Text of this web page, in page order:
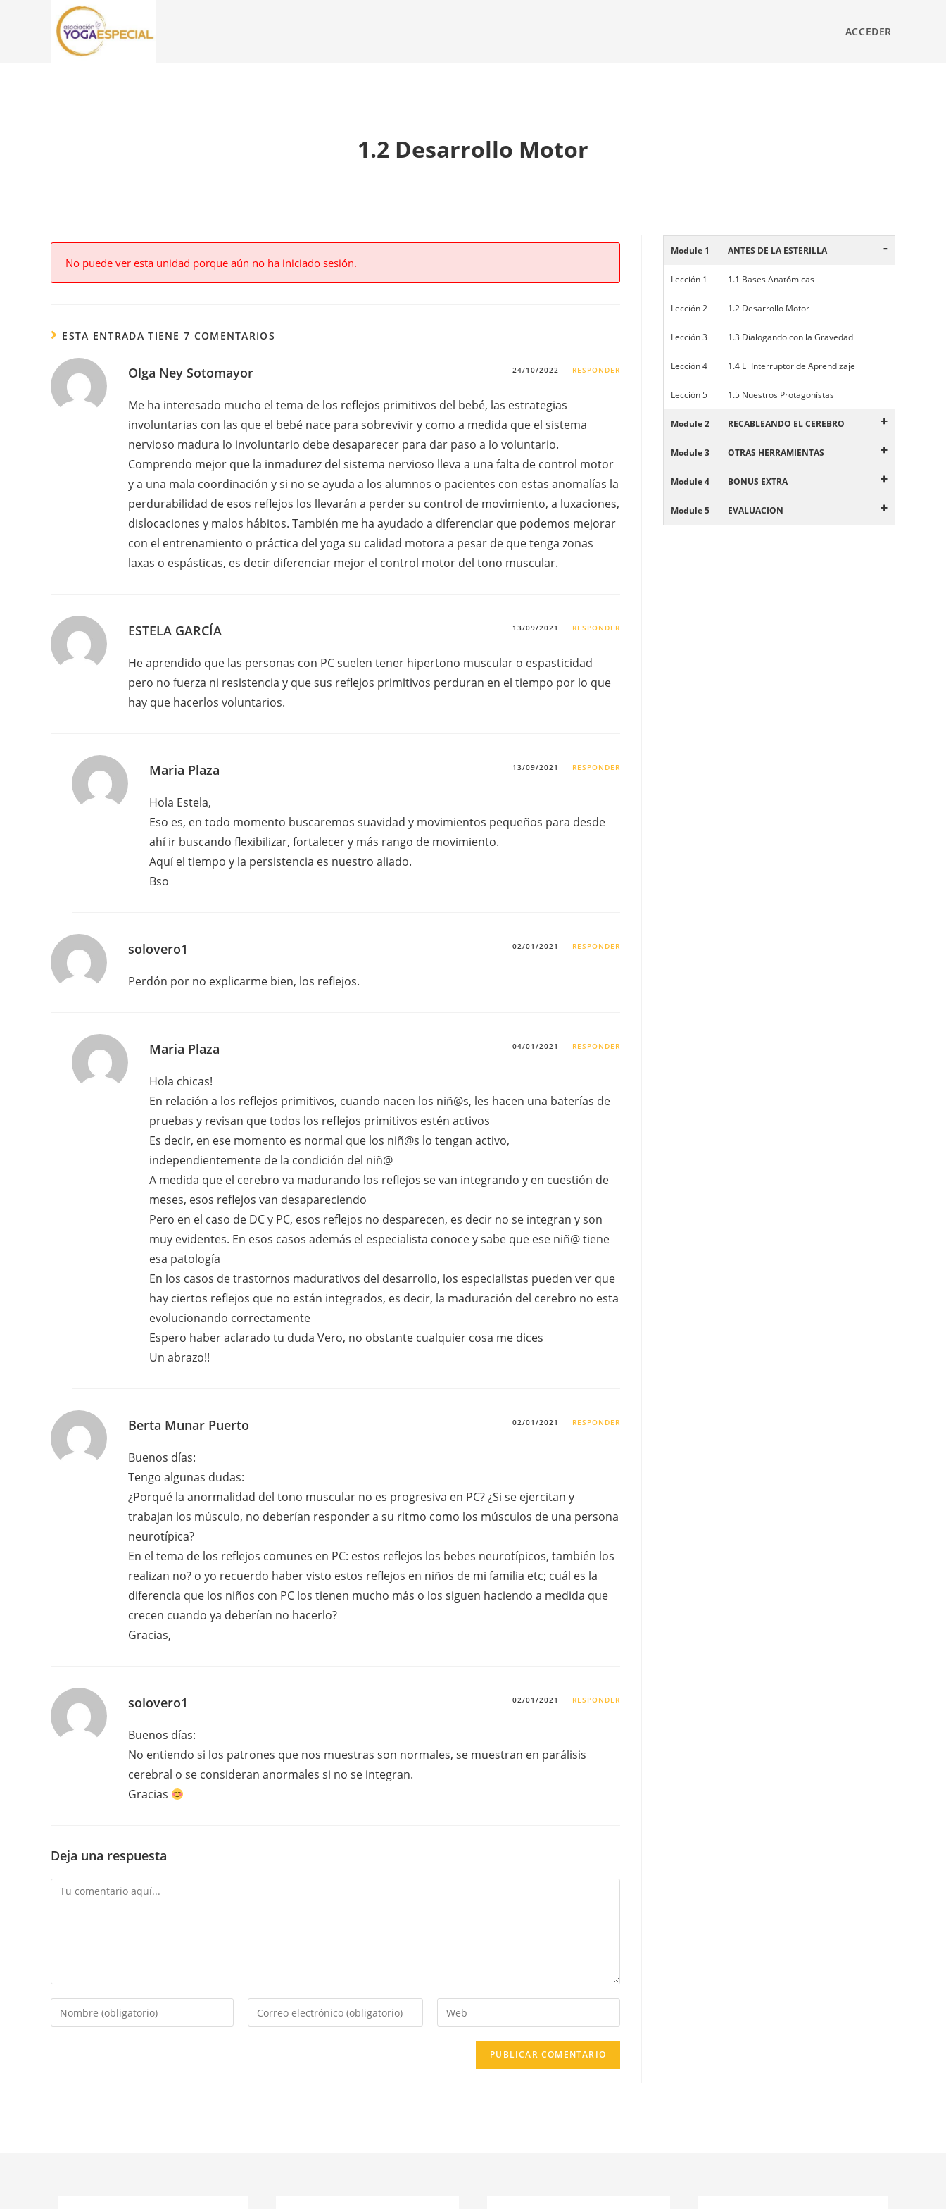
ACCEDER
1.2 Desarrollo Motor
No puede ver esta unidad porque aún no ha iniciado sesión.
ESTA ENTRADA TIENE 7 COMENTARIOS
Olga Ney Sotomayor 24/10/2022 RESPONDER
Me ha interesado mucho el tema de los reflejos primitivos del bebé, las estrategias
involuntarias con las que el bebé nace para sobrevivir y como a medida que el sistema
nervioso madura lo involuntario debe desaparecer para dar paso a lo voluntario.
Comprendo mejor que la inmadurez del sistema nervioso lleva a una falta de control motor
y a una mala coordinación y si no se ayuda a los alumnos o pacientes con estas anomalías la
perdurabilidad de esos reflejos los llevarán a perder su control de movimiento, a luxaciones,
dislocaciones y malos hábitos. También me ha ayudado a diferenciar que podemos mejorar
con el entrenamiento o práctica del yoga su calidad motora a pesar de que tenga zonas
laxas o espásticas, es decir diferenciar mejor el control motor del tono muscular.
ESTELA GARCÍA 13/09/2021 RESPONDER
He aprendido que las personas con PC suelen tener hipertono muscular o espasticidad
pero no fuerza ni resistencia y que sus reflejos primitivos perduran en el tiempo por lo que
hay que hacerlos voluntarios.
Maria Plaza 13/09/2021 RESPONDER
Hola Estela,
Eso es, en todo momento buscaremos suavidad y movimientos pequeños para desde
ahí ir buscando flexibilizar, fortalecer y más rango de movimiento.
Aquí el tiempo y la persistencia es nuestro aliado.
Bso
solovero1 02/01/2021 RESPONDER
Perdón por no explicarme bien, los reflejos.
Maria Plaza 04/01/2021 RESPONDER
Hola chicas!
En relación a los reflejos primitivos, cuando nacen los niñ@s, les hacen una baterías de
pruebas y revisan que todos los reflejos primitivos estén activos
Es decir, en ese momento es normal que los niñ@s lo tengan activo,
independientemente de la condición del niñ@
A medida que el cerebro va madurando los reflejos se van integrando y en cuestión de
meses, esos reflejos van desapareciendo
Pero en el caso de DC y PC, esos reflejos no desparecen, es decir no se integran y son
muy evidentes. En esos casos además el especialista conoce y sabe que ese niñ@ tiene
esa patología
En los casos de trastornos madurativos del desarrollo, los especialistas pueden ver que
hay ciertos reflejos que no están integrados, es decir, la maduración del cerebro no esta
evolucionando correctamente
Espero haber aclarado tu duda Vero, no obstante cualquier cosa me dices
Un abrazo!!
Berta Munar Puerto 02/01/2021 RESPONDER
Buenos días:
Tengo algunas dudas:
¿Porqué la anormalidad del tono muscular no es progresiva en PC? ¿Si se ejercitan y
trabajan los músculo, no deberían responder a su ritmo como los músculos de una persona
neurotípica?
En el tema de los reflejos comunes en PC: estos reflejos los bebes neurotípicos, también los
realizan no? o yo recuerdo haber visto estos reflejos en niños de mi familia etc; cuál es la
diferencia que los niños con PC los tienen mucho más o los siguen haciendo a medida que
crecen cuando ya deberían no hacerlo?
Gracias,
solovero1 02/01/2021 RESPONDER
Buenos días:
No entiendo si los patrones que nos muestras son normales, se muestran en parálisis
cerebral o se consideran anormales si no se integran.
Gracias
Deja una respuesta
Module 1 ANTES DE LA ESTERILLA -
Lección 1 1.1 Bases Anatómicas
Lección 2 1.2 Desarrollo Motor
Lección 3 1.3 Dialogando con la Gravedad
Lección 4 1.4 El Interruptor de Aprendizaje
Lección 5 1.5 Nuestros Protagonístas
Module 2 RECABLEANDO EL CEREBRO +
Module 3 OTRAS HERRAMIENTAS +
Module 4 BONUS EXTRA +
Module 5 EVALUACION +